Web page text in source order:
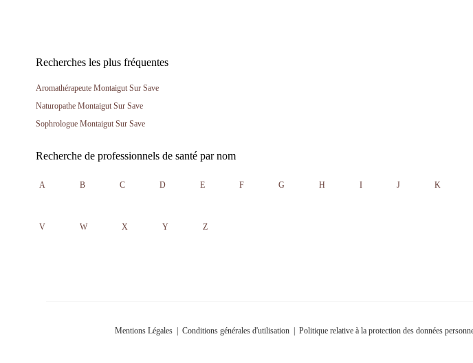
Recherches les plus fréquentes
Aromathérapeute Montaigut Sur Save
Naturopathe Montaigut Sur Save
Sophrologue Montaigut Sur Save
Recherche de professionnels de santé par nom
A B C D E F G H I J K
V W X Y Z
Mentions Légales Conditions générales d'utilisation Politique relative à la protection des données